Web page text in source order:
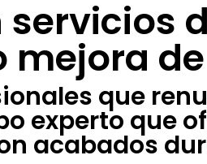
servicios
mejora
que
experto que
acabados